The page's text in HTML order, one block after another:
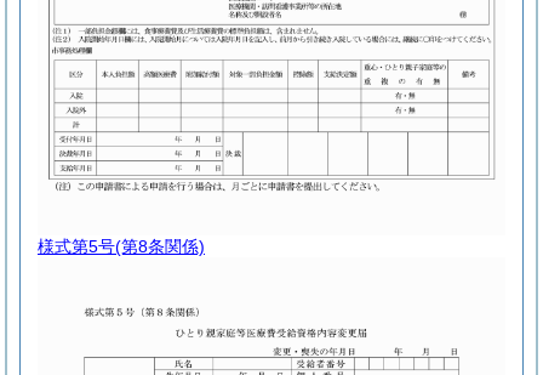
様式第5号(第8条関係)